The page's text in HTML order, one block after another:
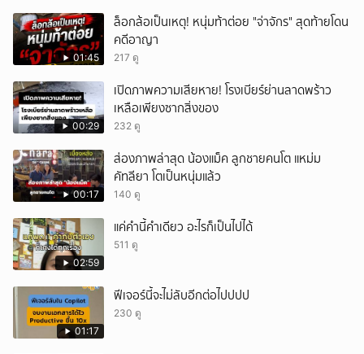
01:45
ล็อกล้อเป็นเหตุ! หนุ่มท้าต่อย "จ่าจักร" สุดท้ายโดน
คดีอาญา
217 ดู
00:29
เปิดภาพความเสียหาย! โรงเบียร์ย่านลาดพร้าว
เหลือเพียงซากสิ่งของ
232 ดู
00:17
ส่องภาพล่าสุด น้องแม็ค ลูกชายคนโต แหม่ม
คัทลียา โตเป็นหนุ่มแล้ว
140 ดู
02:59
แค่คำนี้คำเดียว อะไรก็เป็นไปได้
511 ดู
01:17
ฟีเจอร์นี้จะไม่ลับอีกต่อไปปปป
230 ดู
ยกเลิก